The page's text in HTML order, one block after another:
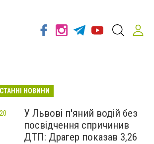
НОВИНИ
У Львові п'яний водій без
посвідчення спричинив
ДТП: Драгер показав 3,26